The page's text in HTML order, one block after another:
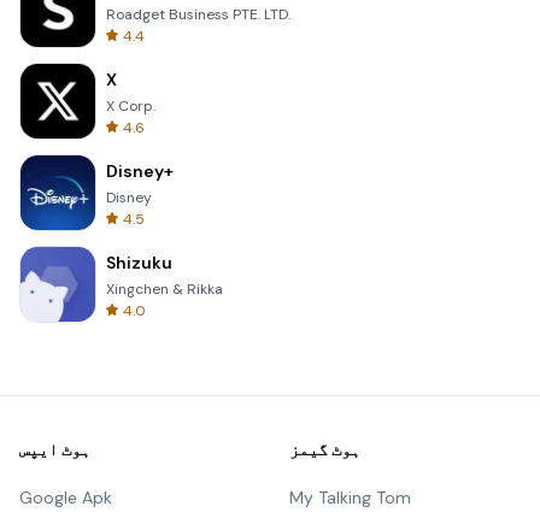
Roadget Business PTE. LTD.
4.4
X
X Corp.
4.6
Disney+
Disney
4.5
Shizuku
Xingchen & Rikka
4.0
ہوٹ ایپس
Google Apk
ہوٹ گیمز
My Talking Tom